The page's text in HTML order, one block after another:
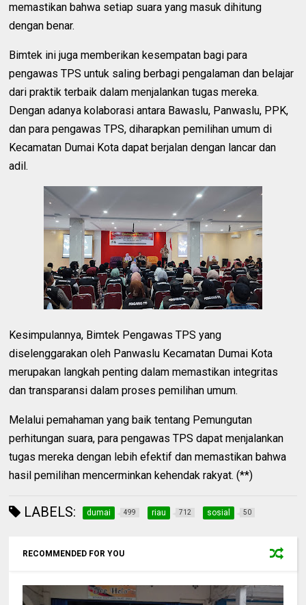
memastikan bahwa setiap suara yang masuk dihitung
dengan benar.
Bimtek ini juga memberikan kesempatan bagi para
pengawas TPS untuk saling berbagi pengalaman dan belajar
dari praktik terbaik dalam menjalankan tugas mereka.
Dengan adanya kolaborasi antara Bawaslu, Panwaslu, PPK,
dan para pengawas TPS, diharapkan pemilihan umum di
Kecamatan Dumai Kota dapat berjalan dengan lancar dan
adil.
Kesimpulannya, Bimtek Pengawas TPS yang
diselenggarakan oleh Panwaslu Kecamatan Dumai Kota
merupakan langkah penting dalam memastikan integritas
dan transparansi dalam proses pemilihan umum.
Melalui pemahaman yang baik tentang Pemungutan
perhitungan suara, para pengawas TPS dapat menjalankan
tugas mereka dengan lebih efektif dan memastikan bahwa
hasil pemilihan mencerminkan kehendak rakyat. (**)
LABELS: dumai 499 riau 712 sosial 50
RECOMMENDED FOR YOU